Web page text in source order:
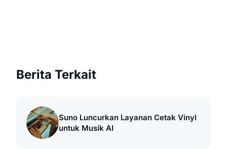
Berita Terkait
Suno Luncurkan Layanan Cetak Vinyl
untuk Musik AI